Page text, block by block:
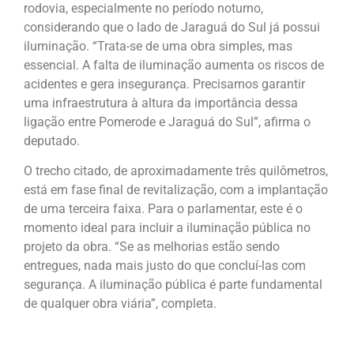
rodovia, especialmente no período noturno,
considerando que o lado de Jaraguá do Sul já possui
iluminação. “Trata-se de uma obra simples, mas
essencial. A falta de iluminação aumenta os riscos de
acidentes e gera insegurança. Precisamos garantir
uma infraestrutura à altura da importância dessa
ligação entre Pomerode e Jaraguá do Sul”, afirma o
deputado.
O trecho citado, de aproximadamente três quilômetros,
está em fase final de revitalização, com a implantação
de uma terceira faixa. Para o parlamentar, este é o
momento ideal para incluir a iluminação pública no
projeto da obra. “Se as melhorias estão sendo
entregues, nada mais justo do que concluí-las com
segurança. A iluminação pública é parte fundamental
de qualquer obra viária”, completa.